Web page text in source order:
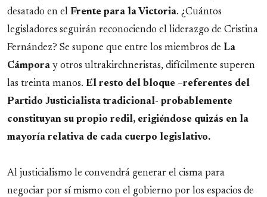
desatado en el Frente para la Victoria. ¿Cuántos
legisladores seguirán reconociendo el liderazgo de Cristina
Fernández? Se supone que entre los miembros de La
Cámpora y otros ultrakirchneristas, difícilmente superen
las treinta manos. El resto del bloque –referentes del
Partido Justicialista tradicional- probablemente
constituyan su propio redil, erigiéndose quizás en la
mayoría relativa de cada cuerpo legislativo.
Al justicialismo le convendrá generar el cisma para
negociar por sí mismo con el gobierno por los espacios de